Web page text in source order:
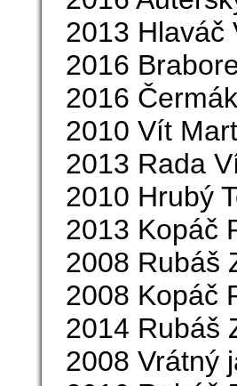
2013 Hlaváč
2016
2016
2010 Vít
2013 Rada
2010 Hrubý
2013 Kopáč
2008 Rubáš
2008 Kopáč
2014 Rubáš
2008 Vrátný